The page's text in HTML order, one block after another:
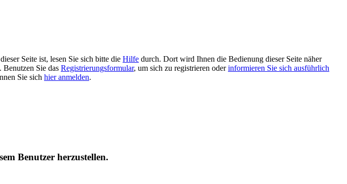
Seite ist, lesen Sie sich bitte die Hilfe durch. Dort wird Ihnen die Bedienung dieser Seite näher
Benutzen Sie das Registrierungsformular, um sich zu registrieren oderinformieren Sie sich ausführlich
Sie sich hier anmelden.
Benutzer herzustellen.